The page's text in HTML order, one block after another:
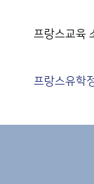
프랑스교육
프랑스유학